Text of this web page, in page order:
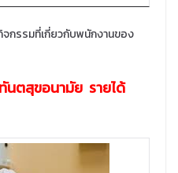
จกรรมที่เกี่ยวกับพนักงานของ
นตสุขอนามัย รายได้